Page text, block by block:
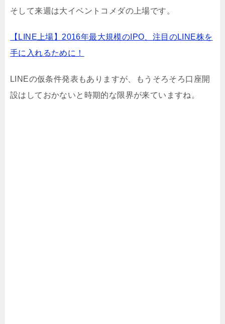
そして来週は大イベントコメダの上場です。
【LINE上場】2016年最大規模のIPO、注目のLINE株を
手に入れるために！
LINEの仮条件発表もありますが、もうそろそろ口座開
設はしておかないと時期的な限界が来ていますね。